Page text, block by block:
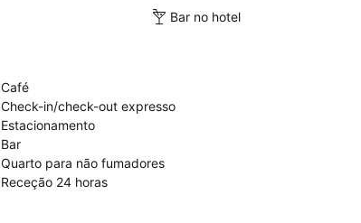
Bar no hotel
Café
Check-in/check-out expresso
Estacionamento
Bar
Quarto para não fumadores
Receção 24 horas